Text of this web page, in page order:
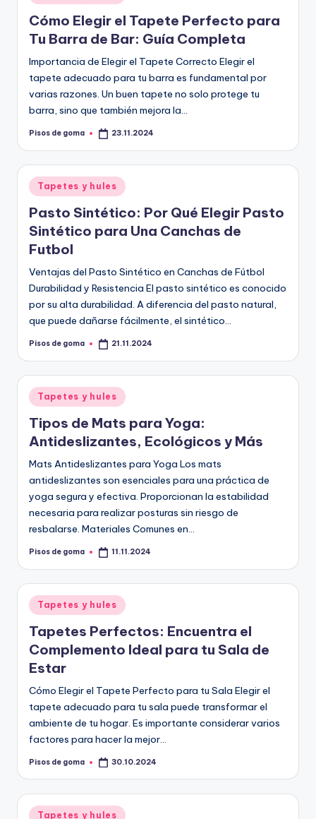
en
Cómo Elegir el Tapete Perfecto para
Tu Barra de Bar: Guía Completa
Importancia de Elegir el Tapete Correcto Elegir el
tapete adecuado para tu barra es fundamental por
varias razones. Un buen tapete no solo protege tu
barra, sino que también mejora la…
Publicado
Pisos de goma 23.11.2024
Publicado
en
Tapetes y hules
Pasto Sintético: Por Qué Elegir Pasto
Sintético para Una Canchas de
Futbol
Ventajas del Pasto Sintético en Canchas de Fútbol
Durabilidad y Resistencia El pasto sintético es conocido
por su alta durabilidad. A diferencia del pasto natural,
que puede dañarse fácilmente, el sintético…
Publicado
Pisos de goma 21.11.2024
Publicado
en
Tapetes y hules
Tipos de Mats para Yoga:
Antideslizantes, Ecológicos y Más
Mats Antideslizantes para Yoga Los mats
antideslizantes son esenciales para una práctica de
yoga segura y efectiva. Proporcionan la estabilidad
necesaria para realizar posturas sin riesgo de
resbalarse. Materiales Comunes en…
Publicado
Pisos de goma 11.11.2024
Publicado
en
Tapetes y hules
Tapetes Perfectos: Encuentra el
Complemento Ideal para tu Sala de
Estar
Cómo Elegir el Tapete Perfecto para tu Sala Elegir el
tapete adecuado para tu sala puede transformar el
ambiente de tu hogar. Es importante considerar varios
factores para hacer la mejor…
Publicado
Pisos de goma 30.10.2024
Publicado
Tapetes y hules